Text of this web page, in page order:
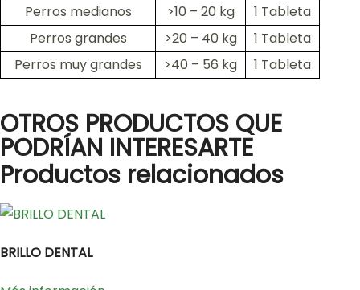
Perros medianos
>10 – 20 kg
1 Tableta
Perros grandes
>20 – 40 kg
1 Tableta
Perros muy grandes
>40 – 56 kg 1 Tableta
OTROS PRODUCTOS QUE
PODRÍAN INTERESARTE
Productos relacionados
BRILLO DENTAL